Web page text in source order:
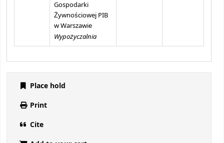
Gospodarki
Żywnościowej PIB
w Warszawie
Wypożyczalnia
Place hold
Print
Cite